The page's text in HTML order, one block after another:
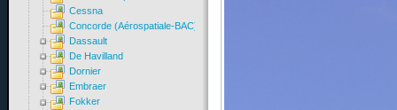
Cessna
Concorde (Aérospatiale-BAC)
Dassault
De Havilland
Dornier
Embraer
Fokker